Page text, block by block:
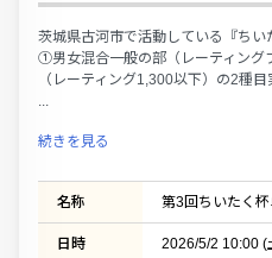
茨城県古河市で活動している『ちい
①男女混合一般の部（レーティン
（レーティング1,300以下）の2種目
...
続きを見る
名称 第3回ちいたく
日時 2026/5/2 10:00 (